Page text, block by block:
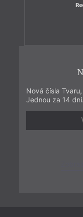
Nová čísla
Jednou za 14 dní.